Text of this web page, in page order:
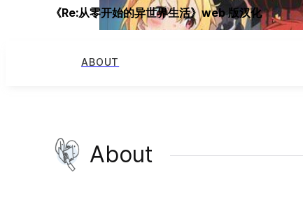
《Re:从零开始的异世界生活》web 版汉化
ABOUT
About